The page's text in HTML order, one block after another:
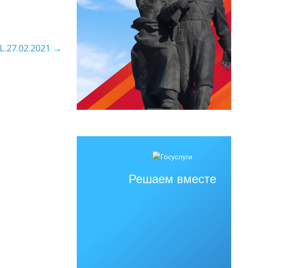
L.27.02.2021 →
Решаем вместе